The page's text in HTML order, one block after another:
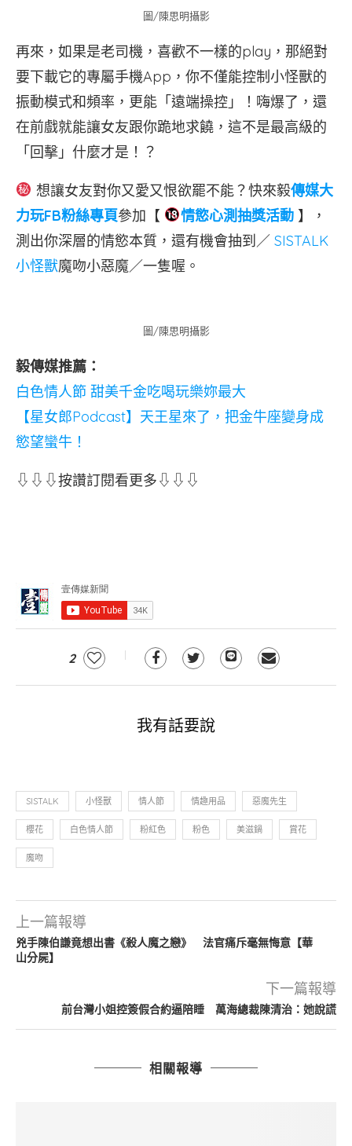
圖/陳思明攝影
再來，如果是老司機，喜歡不一樣的play，那絕對
要下載它的專屬手機App，你不僅能控制小怪獸的
振動模式和頻率，更能「遠端操控」！嗨爆了，還
在前戲就能讓女友跟你跪地求饒，這不是最高級的
「回擊」什麼才是！？
想讓女友對你又愛又恨欲罷不能？快來毅傳媒大
力玩FB粉絲專頁參加【 情慾心測抽獎活動】，
測出你深層的情慾本質，還有機會抽到／ SISTALK
小怪獸魔吻小惡魔／一隻喔。
圖/陳思明攝影
毅傳媒推薦：
白色情人節 甜美千金吃喝玩樂妳最大
【星女郎Podcast】天王星來了，把金牛座變身成
慾望蠻牛！
⇩⇩⇩按讚訂閱看更多⇩⇩⇩
2
我有話要說
SISTALK 小怪獸 情人節 情趣用品 惡魔先生
櫻花 白色情人節 粉紅色 粉色 美滋鍋 賞花
魔吻
上一篇報導
兇手陳伯謙竟想出書《殺人魔之戀》 法官痛斥毫無悔意【華
山分屍】
下一篇報導
前台灣小姐控簽假合約逼陪睡 萬海總裁陳清治：她說謊
相關報導